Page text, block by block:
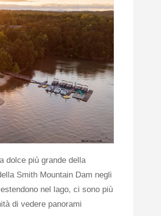
dolce più grande della
Smith Mountain Dam negli
nel lago, ci sono più
di vedere panorami